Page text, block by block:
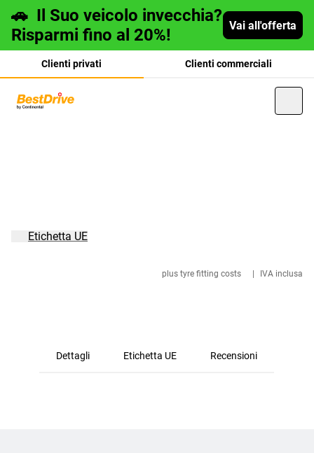
🚗 Il Suo veicolo invecchia?
Risparmi fino al 20%!
Vai all'offerta
Clienti privati Clienti commerciali
plus tyre fitting costs IVA inclusa
Etichetta UE
Dettagli Etichetta UE Recensioni